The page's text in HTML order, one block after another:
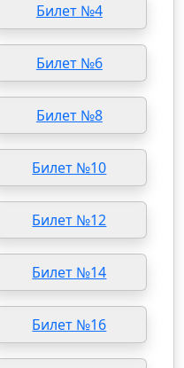
Билет №4
Билет №6
Билет №8
Билет №10
Билет №12
Билет №14
Билет №16